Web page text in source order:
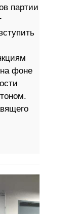
партии
фоне